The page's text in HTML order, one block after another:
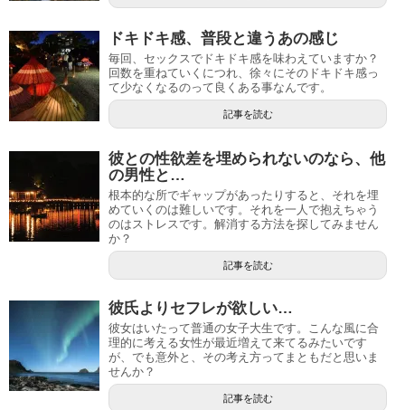
ドキドキ感、普段と違うあの感じ
毎回、セックスでドキドキ感を味わえていますか？
回数を重ねていくにつれ、徐々にそのドキドキ感っ
て少なくなるのって良くある事なんです。
記事を読む
彼との性欲差を埋められないのなら、他
の男性と…
根本的な所でギャップがあったりすると、それを埋
めていくのは難しいです。それを一人で抱えちゃう
のはストレスです。解消する方法を探してみません
か？
記事を読む
彼氏よりセフレが欲しい…
彼女はいたって普通の女子大生です。こんな風に合
理的に考える女性が最近増えて来てるみたいです
が、でも意外と、その考え方ってまともだと思いま
せんか？
記事を読む